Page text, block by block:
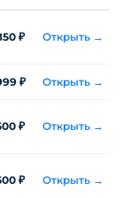
₽ Открыть →
₽ Открыть →
₽ Открыть →
₽ Открыть →